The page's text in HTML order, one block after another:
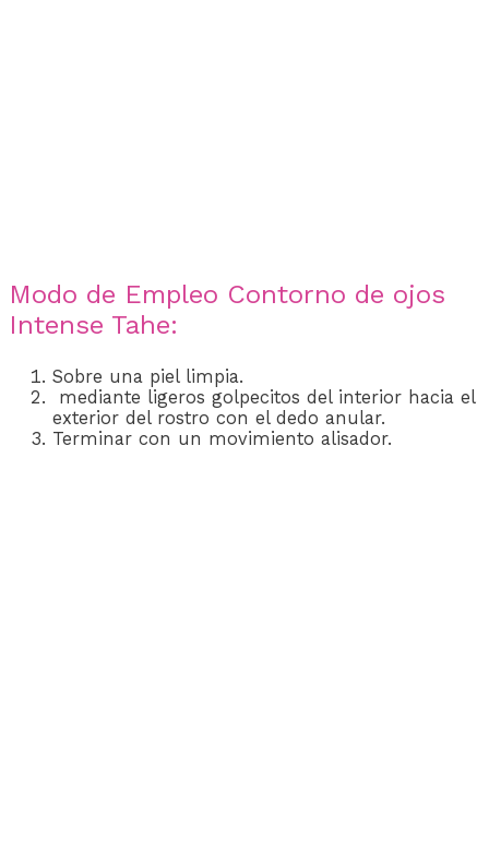
Modo de Empleo Contorno de ojos
Intense Tahe:
Sobre una piel limpia.
mediante ligeros golpecitos del interior hacia el
exterior del rostro con el dedo anular.
Terminar con un movimiento alisador.